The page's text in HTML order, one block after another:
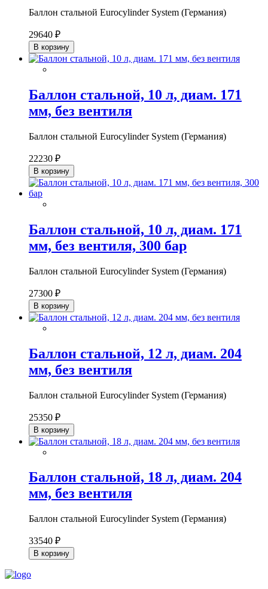
Баллон стальной Eurocylinder System (Германия)
29640 ₽
В корзину
Баллон стальной, 10 л, диам. 171
мм, без вентиля
Баллон стальной Eurocylinder System (Германия)
22230 ₽
В корзину
Баллон стальной, 10 л, диам. 171
мм, без вентиля, 300 бар
Баллон стальной Eurocylinder System (Германия)
27300 ₽
В корзину
Баллон стальной, 12 л, диам. 204
мм, без вентиля
Баллон стальной Eurocylinder System (Германия)
25350 ₽
В корзину
Баллон стальной, 18 л, диам. 204
мм, без вентиля
Баллон стальной Eurocylinder System (Германия)
33540 ₽
В корзину